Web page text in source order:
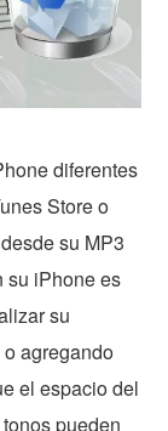
diferentes
Store o
su MP3
su iPhone es
su
agregando
el espacio del
pueden